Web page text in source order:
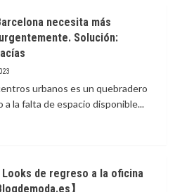
necesita más
Solución:
urbanos es un quebradero
la falta de espacio disponible...
Looks de regreso a la oficina
】